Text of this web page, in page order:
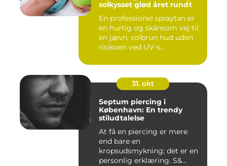
solkysset glød året rundt
En professionel spraytan er
en hurtig og skånsom vej til
en jævn, solbrun hud uden
risikoen ved UV-s...
31. okt
Septum piercing i
København: En trendy
stiludtalelse
At få en piercing er mere
end bare en
kropsudsmykning; det er en
personlig erklæring. S&...